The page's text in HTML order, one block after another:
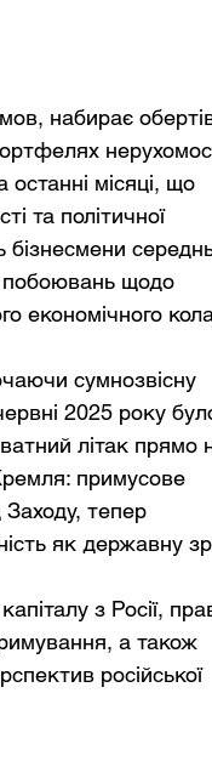
набирає
останні місяці, що
та політичної
бізнесмени
побоювань щодо
економічного
сумнозвісну
2025 року
літак прямо
примусове
тепер
як державну
з Росії,
а також
російської